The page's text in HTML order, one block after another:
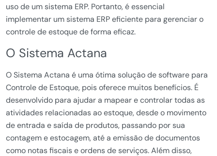
uso de um sistema ERP. Portanto, é essencial
implementar um sistema ERP eficiente para gerenciar o
controle de estoque de forma eficaz.
O Sistema Actana
O Sistema Actana é uma ótima solução de software para
Controle de Estoque, pois oferece muitos benefícios. É
desenvolvido para ajudar a mapear e controlar todas as
atividades relacionadas ao estoque, desde o movimento
de entrada e saída de produtos, passando por sua
contagem e estocagem, até a emissão de documentos
como notas fiscais e ordens de serviços. Além disso,